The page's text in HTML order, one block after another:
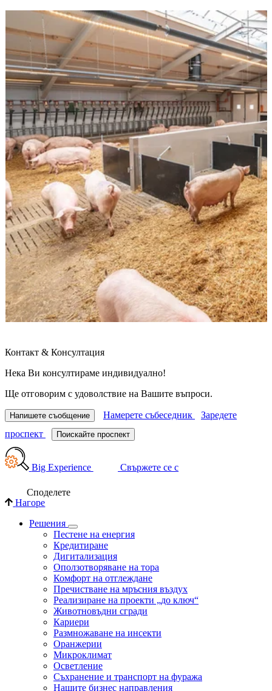
Контакт & Консултация
Нека Ви консултираме индивидуално!
Ще отговорим с удоволствие на Вашите въпроси.
Напишете съобщение Намерете събеседник
Заредете
проспект
Поискайте проспект
Big Experience Свържете се с
Споделете
Нагоре
Решения
Пестене на енергия
Кредитиране
Дигитализация
Оползотворяване на тора
Комфорт на отглеждане
Пречистване на мръсния въздух
Реализиране на проекти „до ключ“
Животновъдни сгради
Кариери
Размножаване на инсекти
Оранжерии
Микроклимат
Осветление
Съхранение и транспорт на фуража
Нашите бизнес направления